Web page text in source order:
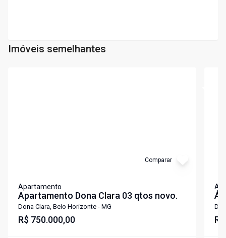
Imóveis semelhantes
Comparar
Apartamento
Apartamento Dona Clara 03 qtos novo.
Dona Clara, Belo Horizonte - MG
R$ 750.000,00